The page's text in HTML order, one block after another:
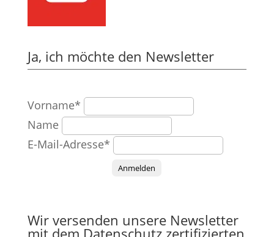
Ja, ich möchte den Newsletter
Vorname*
Name
E-Mail-Adresse*
Anmelden
Wir versenden unsere Newsletter